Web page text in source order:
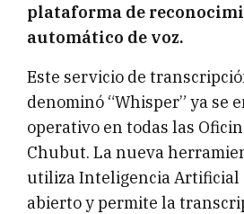
plataforma de
automático de voz.
Este servicio de
denominó “Whisper” ya se
operativo en todas las
Chubut. La nueva
utiliza Inteligencia Artificial
abierto y permite la